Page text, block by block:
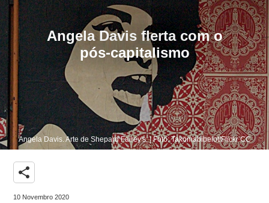
Angela Davis flerta com o
pós-capitalismo
Angela Davis. Arte de Shepard Fairey's. | Foto: Takomabibelot/Flickr CC
share
10 Novembro 2020